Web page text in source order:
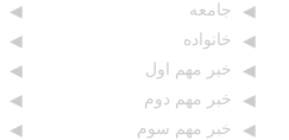
جامعه
خانواده
خبر مهم اول
خبر مهم دوم
خبر مهم سوم